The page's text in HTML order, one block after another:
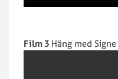
Film 3 Häng med